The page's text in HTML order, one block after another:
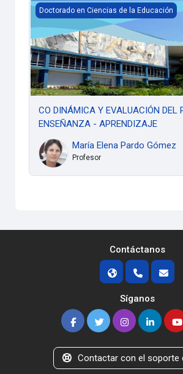
CO DINÁMICA Y EVALUACIÓN DEL
Doctorado en Ciencias de la Educación
CO DINÁMICA Y EVALUACIÓN DEL
ENSEÑANZA - APRENDIZAJE
María Elena Pardo Gómez
Profesor
Contáctanos
Síganos
Contactar con el soporte